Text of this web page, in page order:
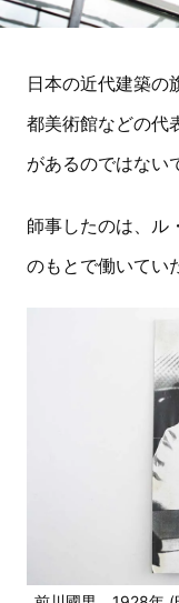
日本の近代建築の
都美術館などの代
があるのではない
師事したのは、ル
のもとで働いてい